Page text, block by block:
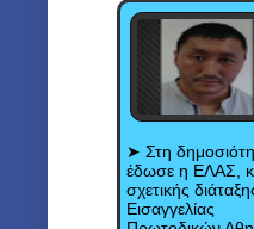
➤ Στη
έδωσε η ΕΛΑΣ,
σχετικής
Εισαγγελίας